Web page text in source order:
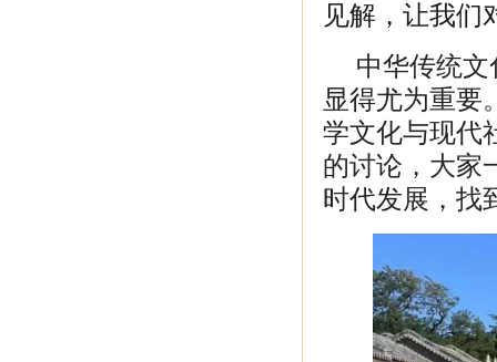
见解，让我们
中华传统
显得尤为重要
学文化与现代
的讨论，大家
时代发展，找